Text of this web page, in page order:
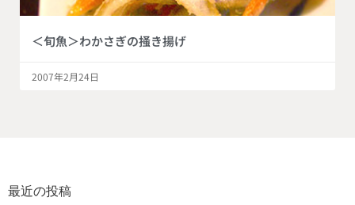
＜旬魚＞わかさぎの掻き揚げ
2007年2月24日
最近の投稿